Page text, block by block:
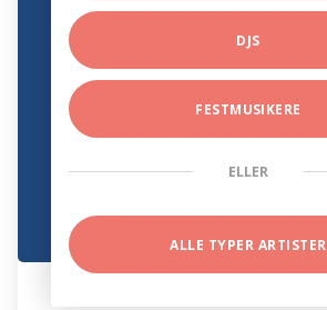
DJS
FESTMUSIKERE
ELLER
ALLE TYPER ARTISTER